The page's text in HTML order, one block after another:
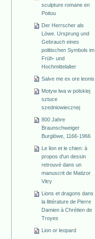
sculpture romane en
Poitou
Der Herrscher als
Löwe. Ursprung und
Gebrauch eines
politischen Symbols im
Früh- und
Hochmittelalter
Salve me ex ore leonis
Motyw lwa w polskiej
sztuce
szedniowiecznej
800 Jahre
Braunschweiger
Burglöwe, 1166-1966
Le lion et le chien: à
propos d'un dessin
retrouvé dans un
manuscrit de Matizor
Vitry
Lions et dragons dans
la littérature de Pierre
Damien à Chrétien de
Troyes
Lion or leopard